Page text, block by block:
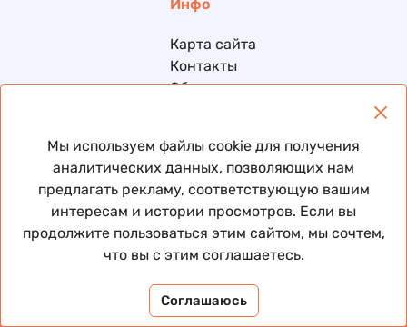
Инфо
Карта сайта
Контакты
Обмен и возврат
Договор публичной оферты
© 2026 Все права защищены
Помни, ты уже красивая. Мы просто подчеркиваем ✨
Мы используем файлы cookie для получения
аналитических данных, позволяющих нам
предлагать рекламу, соответствующую вашим
интересам и истории просмотров. Если вы
продолжите пользоваться этим сайтом, мы сочтем,
что вы с этим соглашаетесь.
Соглашаюсь